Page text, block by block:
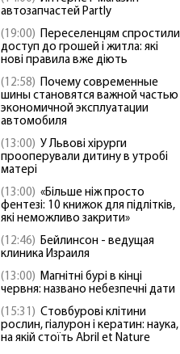
автозапчастей Partly
(19:00) Переселенцям спростили
доступ до грошей і житла: які
нові правила вже діють
(12:58) Почему современные
шины становятся важной частью
экономичной эксплуатации
автомобиля
(13:00) У Львові хірурги
прооперували дитину в утробі
матері
(13:00) «Більше ніж просто
фентезі: 10 книжок для підлітків,
які неможливо закрити»
(12:46) Бейлинсон - ведущая
клиника Израиля
(13:00) Магнітні бурі в кінці
червня: названо небезпечні дати
(15:31) Стовбурові клітини
рослин, гіалурон і кератин: наука,
на якій стоїть Abril et Nature